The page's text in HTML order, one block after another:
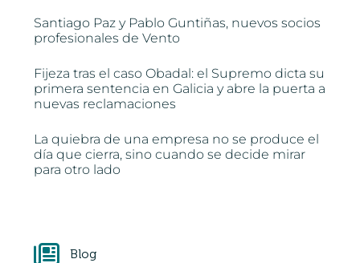
Santiago Paz y Pablo Guntiñas, nuevos socios
profesionales de Vento
Fijeza tras el caso Obadal: el Supremo dicta su
primera sentencia en Galicia y abre la puerta a
nuevas reclamaciones
La quiebra de una empresa no se produce el
día que cierra, sino cuando se decide mirar
para otro lado
Blog